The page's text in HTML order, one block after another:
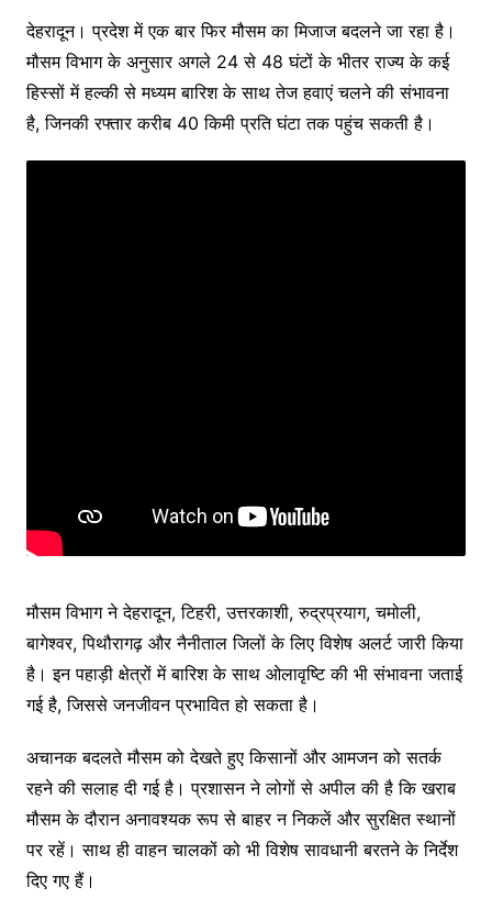
देहरादून। प्रदेश में एक बार फिर मौसम का मिजाज बदलने जा रहा है।
मौसम विभाग के अनुसार अगले 24 से 48 घंटों के भीतर राज्य के कई
हिस्सों में हल्की से मध्यम बारिश के साथ तेज हवाएं चलने की संभावना
है, जिनकी रफ्तार करीब 40 किमी प्रति घंटा तक पहुंच सकती है।
मौसम विभाग ने देहरादून, टिहरी, उत्तरकाशी, रुद्रप्रयाग, चमोली,
बागेश्वर, पिथौरागढ़ और नैनीताल जिलों के लिए विशेष अलर्ट जारी किया
है। इन पहाड़ी क्षेत्रों में बारिश के साथ ओलावृष्टि की भी संभावना जताई
गई है, जिससे जनजीवन प्रभावित हो सकता है।
अचानक बदलते मौसम को देखते हुए किसानों और आमजन को सतर्क
रहने की सलाह दी गई है। प्रशासन ने लोगों से अपील की है कि खराब
मौसम के दौरान अनावश्यक रूप से बाहर न निकलें और सुरक्षित स्थानों
पर रहें। साथ ही वाहन चालकों को भी विशेष सावधानी बरतने के निर्देश
दिए गए हैं।